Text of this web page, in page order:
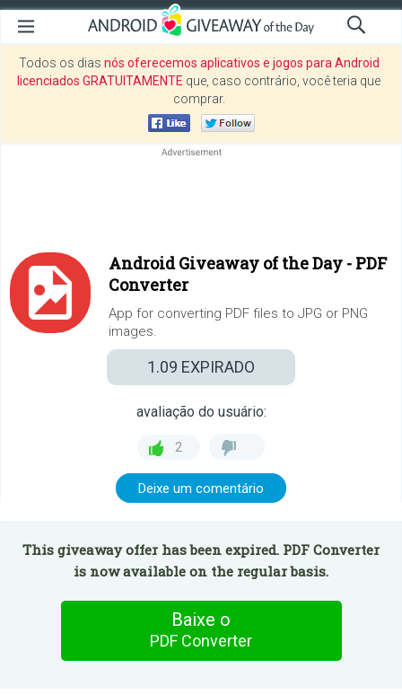
Todos os dias nós oferecemos aplicativos e jogos para Android
licenciados GRATUITAMENTE que, caso contrário, você teria que
comprar.
Android Giveaway of the Day - PDF
Converter
App for converting PDF files to JPG or PNG
images.
1.09 EXPIRADO
avaliação do usuário:
2
Deixe um comentário
This giveaway offer has been expired. PDF Converter
is now available on the regular basis.
Baixe o
PDF Converter